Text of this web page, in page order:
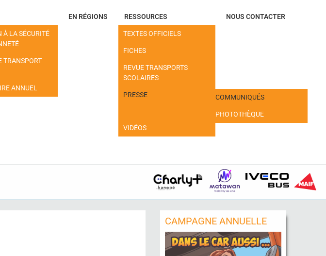
À LA SÉCURITÉ
TRANSPORT
ANNUEL
EN RÉGIONS RESSOURCES
TEXTES OFFICIELS
FICHES
REVUE TRANSPORTS
SCOLAIRES
PRESSE COMMUNIQUÉS
PHOTOTHÈQUE
VIDÉOS
NOUS CONTACTER
CAMPAGNE ANNUELLE